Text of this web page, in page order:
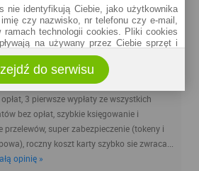
do codziennej obsługi.
zadowolony, bo: przelewy, zlecenia
opłat, 3 pierwsze wypłaty ze wszystkich
bez opłat, szybkie księgowanie i
przelewów, super zabezpieczenie (tokeny i
roczny koszt karty szybko sie zwraca...
opinię »
nie identyfikują Ciebie, jako użytkownika
czy nazwisko, nr telefonu czy e-mail,
ramach technologii cookies. Pliki cookies
na używany przez Ciebie sprzęt i
plików cookies możliwy jest do
przeglądarki każdego użytkownika. Bez
informacje w plikach cookies mogą
Twojego urządzenia.
pozyskiwanych w technologii cookies jest
z o.o. (dawniej: Rankomat Sp. z o. o. Sp.
ul. Wolska 88, 01 - 141 Warszawa.
w każdym czasie skontaktować się z
bok@ebroker.pl, jak również wyrazić
do serwisu